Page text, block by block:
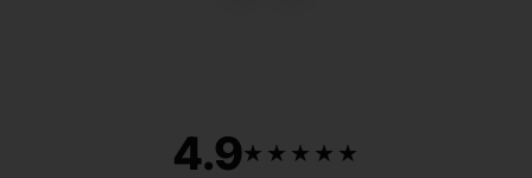
4.9★★★★★
★★★★★